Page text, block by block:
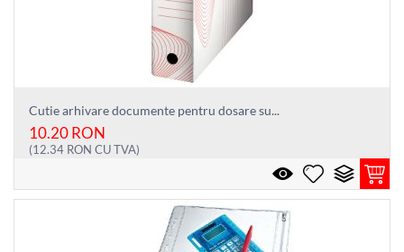
Cutie arhivare documente pentru dosare su...
10.20RON
(12.34 RON CU TVA)